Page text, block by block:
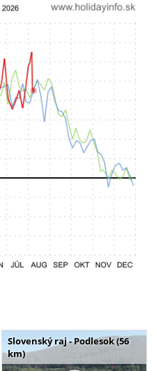
Slovenský raj - Podlesok (56
km)